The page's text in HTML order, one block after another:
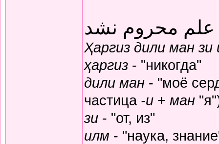
محروم نشد
Ҳаргиз дили ман
ҳаргиз - "никогда"
дили ман - "моё
частица -и + ман
зи - "от, из"
илм - "наука,